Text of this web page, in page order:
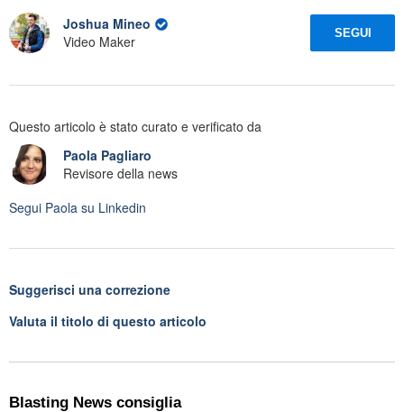
Joshua Mineo
Video Maker
SEGUI
Questo articolo è stato curato e verificato da
Paola Pagliaro
Revisore della news
Segui Paola su Linkedin
Suggerisci una correzione
Valuta il titolo di questo articolo
Blasting News consiglia